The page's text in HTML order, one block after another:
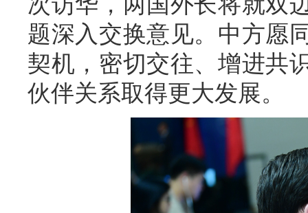
题深入交换意见。中方愿
契机，密切交往、增进共
伙伴关系取得更大发展。